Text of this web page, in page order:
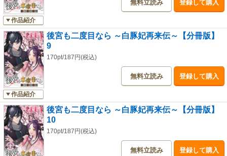
作品紹介
無料立読み 登録して購入
作品紹介
後宮も二度目なら ～白豚妃再来伝～【分冊版】
9
170pt/187円(税込)
無料立読み 登録して購入
後宮も二度目なら ～白豚妃再来伝～【分冊版】
10
170pt/187円(税込)
無料立読み 登録して購入